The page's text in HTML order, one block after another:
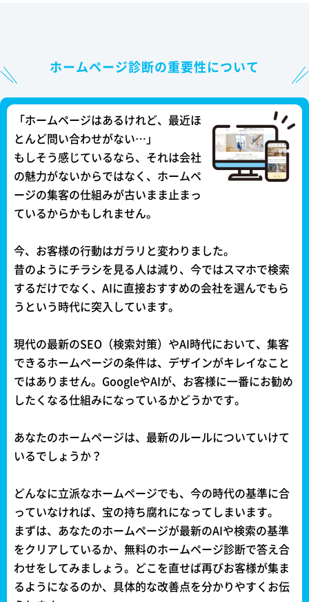
ホームページ診断の重要性について
「ホームページはあるけれど、最近ほ
とんど問い合わせがない…」
もしそう感じているなら、それは会社
の魅力がないからではなく、ホームペ
ージの集客の仕組みが古いまま止まっ
ているからかもしれません。
今、お客様の行動はガラリと変わりました。
昔のようにチラシを見る人は減り、今ではスマホで検索
するだけでなく、AIに直接おすすめの会社を選んでもら
うという時代に突入しています。
現代の最新のSEO（検索対策）やAI時代において、集客
できるホームページの条件は、デザインがキレイなこと
ではありません。GoogleやAIが、お客様に一番にお勧め
したくなる仕組みになっているかどうかです。
あなたのホームページは、最新のルールについていけて
いるでしょうか？
どんなに立派なホームページでも、今の時代の基準に合
っていなければ、宝の持ち腐れになってしまいます。
まずは、あなたのホームページが最新のAIや検索の基準
をクリアしているか、無料のホームページ診断で答え合
わせをしてみましょう。どこを直せば再びお客様が集ま
るようになるのか、具体的な改善点を分かりやすくお伝